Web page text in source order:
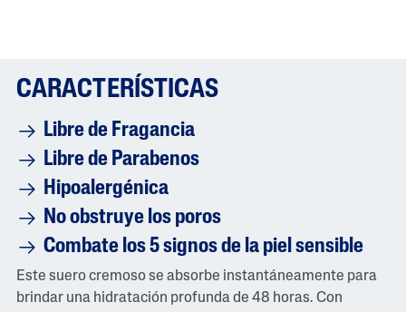
Este suero cremoso se absorbe instantáneamente para
brindar una hidratación profunda de 48 horas. Con
CARACTERÍSTICAS
Libre de Fragancia
Libre de Parabenos
Hipoalergénica
No obstruye los poros
Combate los 5 signos de la piel sensible